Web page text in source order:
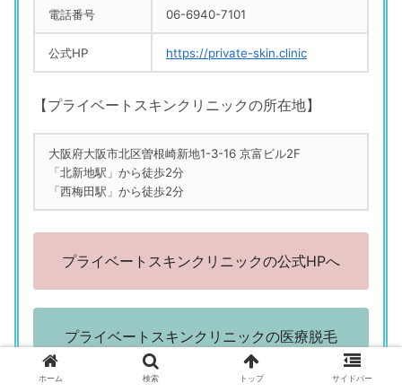
電話番号 06-6940-7101
公式HP https://private-skin.clinic
【プライベートスキンクリニックの所在地】
大阪府大阪市北区曽根崎新地1-3-16 京富ビル2F
「北新地駅」から徒歩2分
「西梅田駅」から徒歩2分
プライベートスキンクリニックの公式HPへ
プライベートスキンクリニックの医療脱毛
を紹介！ 特徴と料金
ホーム 検索 トップ サイドバー